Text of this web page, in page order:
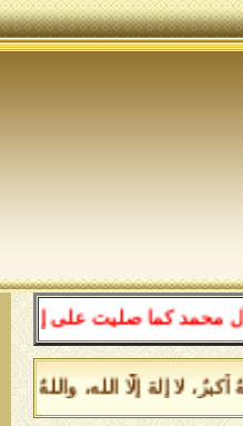
كما صليت على إبراهيم
أكبرُ، لا إلهَ إلَّا الله،